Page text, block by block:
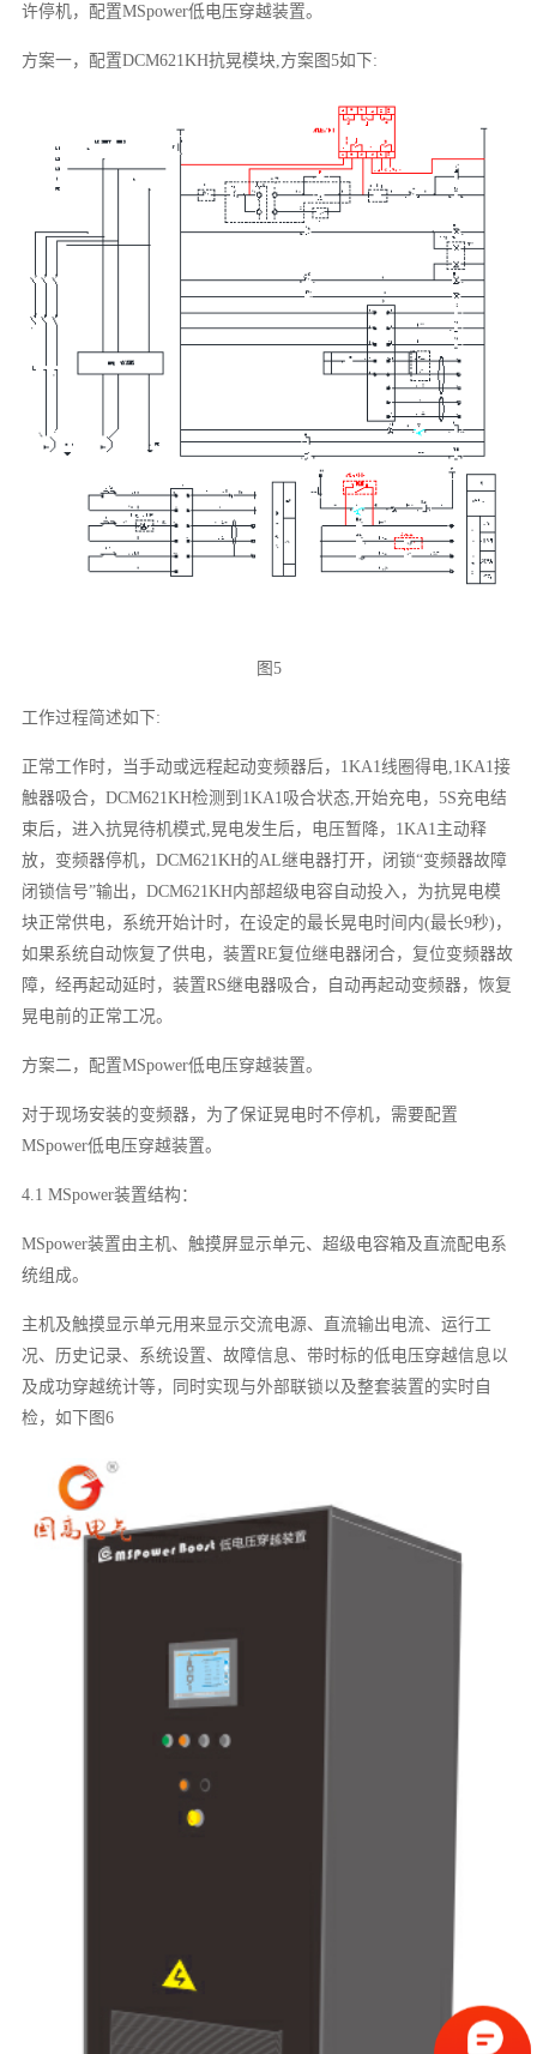
许停机，配置MSpower低电压穿越装置。
方案一，配置DCM621KH抗晃模块,方案图5如下:
图5
工作过程简述如下:
正常工作时，当手动或远程起动变频器后，1KA1线圈得电,1KA1接
触器吸合，DCM621KH检测到1KA1吸合状态,开始充电，5S充电结
束后，进入抗晃待机模式,晃电发生后，电压暂降，1KA1主动释
放，变频器停机，DCM621KH的AL继电器打开，闭锁“变频器故障
闭锁信号”输出，DCM621KH内部超级电容自动投入，为抗晃电模
块正常供电，系统开始计时，在设定的最长晃电时间内(最长9秒)，
如果系统自动恢复了供电，装置RE复位继电器闭合，复位变频器故
障，经再起动延时，装置RS继电器吸合，自动再起动变频器，恢复
晃电前的正常工况。
方案二，配置MSpower低电压穿越装置。
对于现场安装的变频器，为了保证晃电时不停机，需要配置
MSpower低电压穿越装置。
4.1 MSpower装置结构：
MSpower装置由主机、触摸屏显示单元、超级电容箱及直流配电系
统组成。
主机及触摸显示单元用来显示交流电源、直流输出电流、运行工
况、历史记录、系统设置、故障信息、带时标的低电压穿越信息以
及成功穿越统计等，同时实现与外部联锁以及整套装置的实时自
检，如下图6